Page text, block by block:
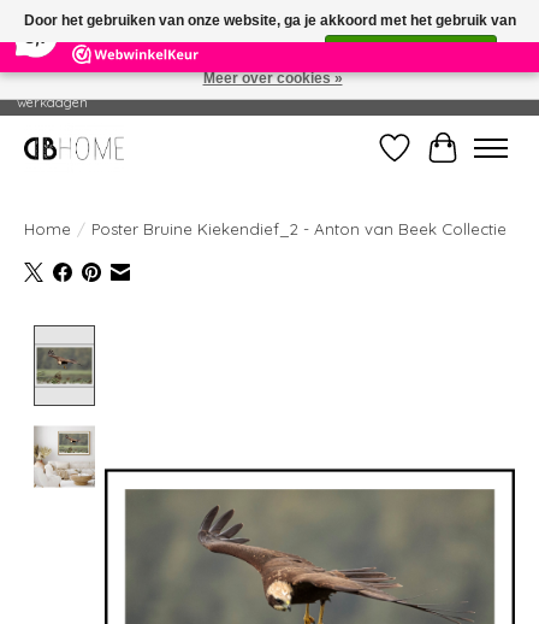
14 Reviews ×
Geproduceerd in eigen drukkerij - Gratis verzending vanaf € 49 - Levertijd: 2-5
werkdagen
Verlanglijst
Home / Poster Bruine Kiekendief_2 - Anton van Beek Collectie
Door het gebruiken van onze website, ga je akkoord met het gebruik van
cookies om onze website te verbeteren.
Meer over cookies »